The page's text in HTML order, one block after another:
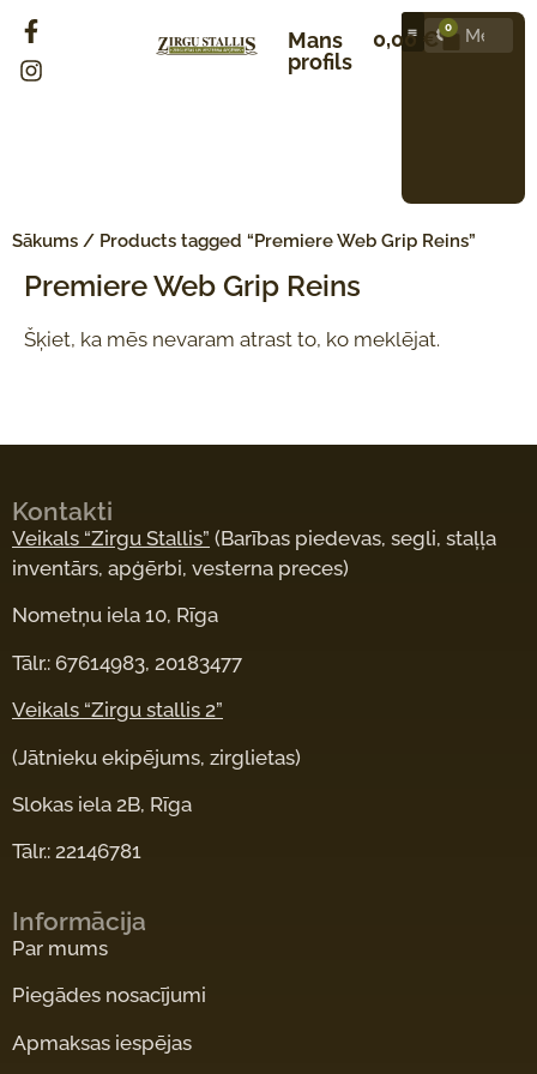
Mans
profils
0,00 € 0
Sākums / Products tagged “Premiere Web Grip Reins”
Premiere Web Grip Reins
Šķiet, ka mēs nevaram atrast to, ko meklējat.
Kontakti
Veikals “Zirgu Stallis” (Barības piedevas, segli, staļļa
inventārs, apģērbi, vesterna preces)
Nometņu iela 10, Rīga
Tālr.: 67614983, 20183477
Veikals “Zirgu stallis 2”
(Jātnieku ekipējums, zirglietas)
Slokas iela 2B, Rīga
Tālr.: 22146781
Informācija
Par mums
Piegādes nosacījumi
Apmaksas iespējas